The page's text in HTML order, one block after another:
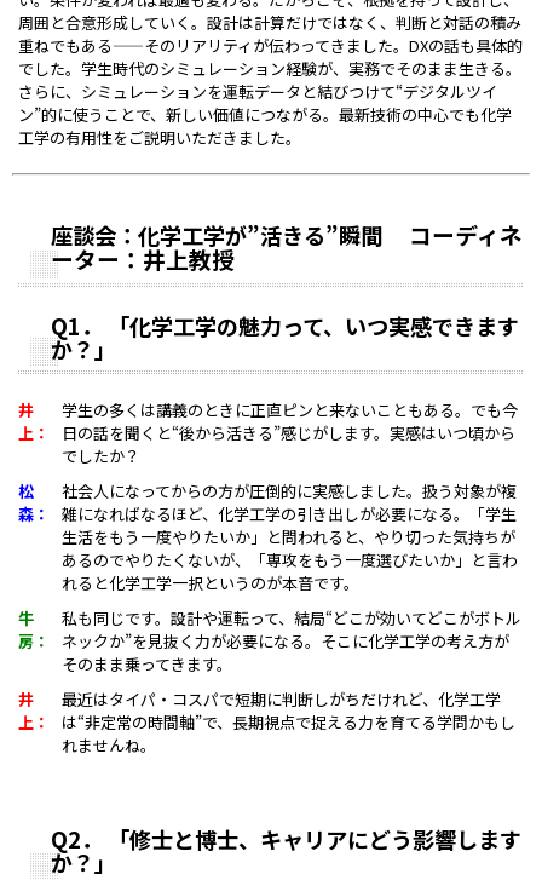
周囲と合意形成していく。設計は計算だけではなく、判断と対話の積み
重ねでもある——そのリアリティが伝わってきました。DXの話も具体的
でした。学生時代のシミュレーション経験が、実務でそのまま生きる。
さらに、シミュレーションを運転データと結びつけて“デジタルツイ
ン”的に使うことで、新しい価値につながる。最新技術の中心でも化学
工学の有用性をご説明いただきました。
座談会：化学工学が”活きる”瞬間 コーディネ
ーター：井上教授
Q1． 「化学工学の魅力って、 いつ実感できます
か？」
井
上：
学生の多くは講義のときに正直ピンと来ないこともある。でも今
日の話を聞くと“後から活きる”感じがします。実感はいつ頃から
でしたか？
松
森：
社会人になってからの方が圧倒的に実感しました。扱う対象が複
雑になればなるほど、化学工学の引き出しが必要になる。「学生
生活をもう一度やりたいか」と問われると、やり切った気持ちが
あるのでやりたくないが、「専攻をもう一度選びたいか」と言わ
れると化学工学一択というのが本音です。
牛
房：
私も同じです。設計や運転って、結局“どこが効いてどこがボトル
ネックか”を見抜く力が必要になる。そこに化学工学の考え方が
そのまま乗ってきます。
井
上：
最近はタイパ・コスパで短期に判断しがちだけれど、化学工学
は“非定常の時間軸”で、長期視点で捉える力を育てる学問かもし
れませんね。
Q2． 「修士と博士、キャリアにどう影響します
か？」